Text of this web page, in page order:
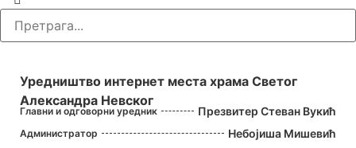
Уредништво интернет места храма Светог
Александра Невског
Главни и одговорни уредник Презвитер Стеван Вукић
Администратор Небојиша Мишевић